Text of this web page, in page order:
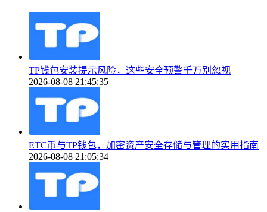
TP钱包安装提示风险，这些安全预警千万别忽视
2026-08-08 21:45:35
ETC币与TP钱包，加密资产安全存储与管理的实用指南
2026-08-08 21:05:34